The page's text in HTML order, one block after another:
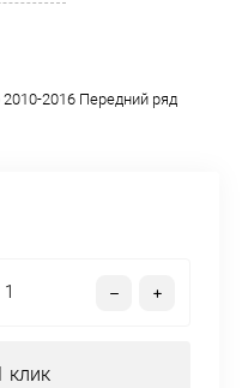
2016 Передний ряд
клик